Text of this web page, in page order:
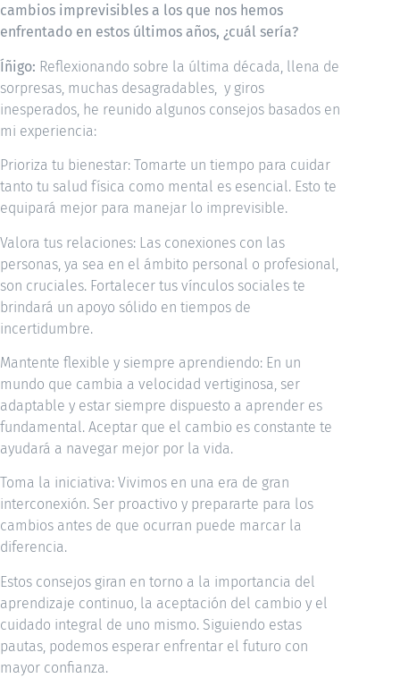
cambios imprevisibles a los que nos hemos
enfrentado en estos últimos años, ¿cuál sería?
Íñigo: Reflexionando sobre la última década, llena de
sorpresas, muchas desagradables, y giros
inesperados, he reunido algunos consejos basados en
mi experiencia:
Prioriza tu bienestar: Tomarte un tiempo para cuidar
tanto tu salud física como mental es esencial. Esto te
equipará mejor para manejar lo imprevisible.
Valora tus relaciones: Las conexiones con las
personas, ya sea en el ámbito personal o profesional,
son cruciales. Fortalecer tus vínculos sociales te
brindará un apoyo sólido en tiempos de
incertidumbre.
Mantente flexible y siempre aprendiendo: En un
mundo que cambia a velocidad vertiginosa, ser
adaptable y estar siempre dispuesto a aprender es
fundamental. Aceptar que el cambio es constante te
ayudará a navegar mejor por la vida.
Toma la iniciativa: Vivimos en una era de gran
interconexión. Ser proactivo y prepararte para los
cambios antes de que ocurran puede marcar la
diferencia.
Estos consejos giran en torno a la importancia del
aprendizaje continuo, la aceptación del cambio y el
cuidado integral de uno mismo. Siguiendo estas
pautas, podemos esperar enfrentar el futuro con
mayor confianza.